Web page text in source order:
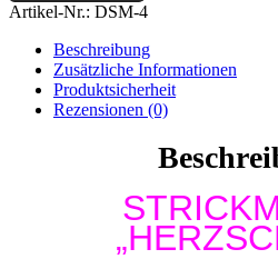
Artikel-Nr.: DSM-4
Beschreibung
Zusätzliche Informationen
Produktsicherheit
Rezensionen (0)